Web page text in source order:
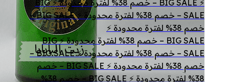
⚡ BIG SALE – خصم 38% لفترة محدودة ⚡ BIG
SALE – خصم 38% لفترة محدودة ⚡ BIG SALE –
خصم 38% لفترة محدودة ⚡
BIG SALE – خصم 38% لفترة محدودة ⚡ BIG
SALE – خصم 38% لفترة محدودة ⚡ BIG SALE –
خصم 38% لفترة محدودة ⚡ BIG SALE – خصم
38% لفترة محدودة ⚡ BIG SALE – خصم 38%